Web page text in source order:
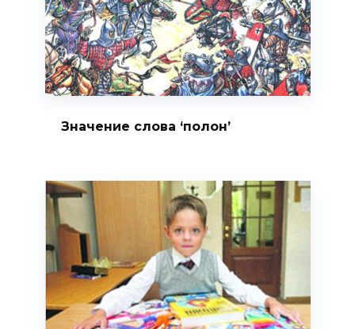
Значение слова ‘полон’